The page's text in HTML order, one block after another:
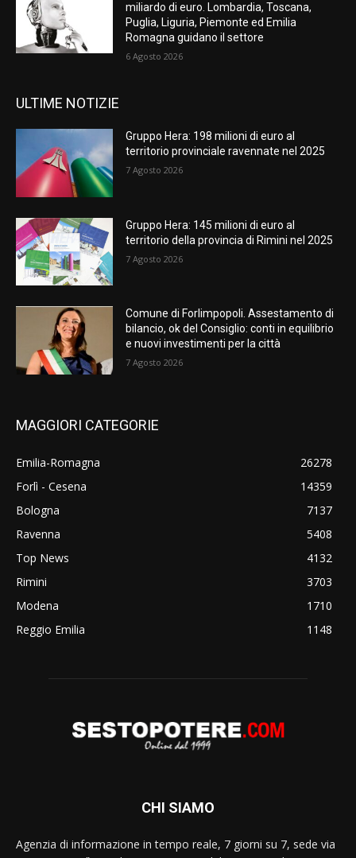
miliardo di euro. Lombardia, Toscana,
Puglia, Liguria, Piemonte ed Emilia
Romagna guidano il settore
6 Agosto 2026
ULTIME NOTIZIE
Gruppo Hera: 198 milioni di euro al
territorio provinciale ravennate nel 2025
7 Agosto 2026
Gruppo Hera: 145 milioni di euro al
territorio della provincia di Rimini nel 2025
7 Agosto 2026
Comune di Forlimpopoli. Assestamento di
bilancio, ok del Consiglio: conti in equilibrio
e nuovi investimenti per la città
7 Agosto 2026
MAGGIORI CATEGORIE
Emilia-Romagna
26278
Forlì - Cesena
14359
Bologna
7137
Ravenna
5408
Top News
4132
Rimini
3703
Modena
1710
Reggio Emilia
1148
CHI SIAMO
Agenzia di informazione in tempo reale, 7 giorni su 7, sede via